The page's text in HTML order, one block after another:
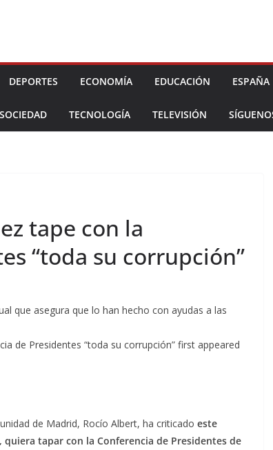
DEPORTES ECONOMÍA EDUCACIÓN ESPAÑA
SOCIEDAD TECNOLOGÍA TELEVISIÓN
tape con la
“toda su corrupción”
que asegura que lo han hecho con ayudas a las
de Presidentes “toda su corrupción” first appeared
de Madrid, Rocío Albert, ha criticado este
quiera tapar con la Conferencia de Presidentes de